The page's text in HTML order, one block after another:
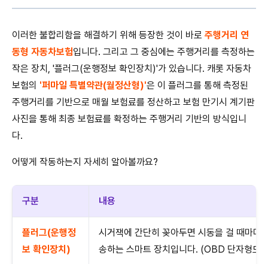
이러한 불합리함을 해결하기 위해 등장한 것이 바로 주행거리 연
동형 자동차보험입니다. 그리고 그 중심에는 주행거리를 측정하는
작은 장치, '플러그(운행정보 확인장치)'가 있습니다. 캐롯 자동차
보험의 '퍼마일 특별약관(월정산형)'은 이 플러그를 통해 측정된
주행거리를 기반으로 매월 보험료를 정산하고 보험 만기시 계기판
사진을 통해 최종 보험료를 확정하는 주행거리 기반의 방식입니
다.
어떻게 작동하는지 자세히 알아볼까요?
구분 내용
플러그(운행정
보 확인장치)
시거잭에 간단히 꽂아두면 시동을 걸 때마다
송하는 스마트 장치입니다. (OBD 단자형도